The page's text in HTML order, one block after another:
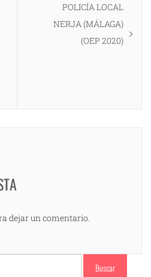
siguiente:
POLICÍA LOCAL
NERJA (MÁLAGA)
(OEP 2020)
dejar un comentario.